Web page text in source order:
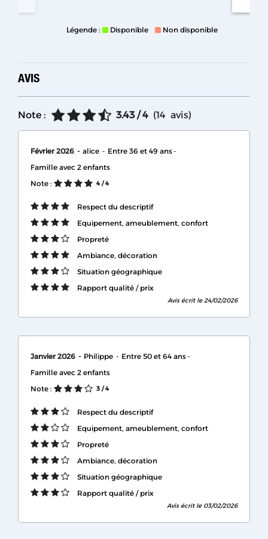
Légende : Disponible Non disponible
AVIS
Note : 3.43 / 4 (14 avis)
Février 2026 alice
Entre 36 et 49 ans
Famille avec 2 enfants
Note :
4 / 4
Respect du descriptif
Equipement, ameublement, confort
Propreté
Ambiance, décoration
Situation géographique
Rapport qualité / prix
Avis écrit le 24/02/2026
Janvier 2026 Philippe
Entre 50 et 64 ans
Famille avec 2 enfants
Note :
3 / 4
Respect du descriptif
Equipement, ameublement, confort
Propreté
Ambiance, décoration
Situation géographique
Rapport qualité / prix
Avis écrit le 03/02/2026